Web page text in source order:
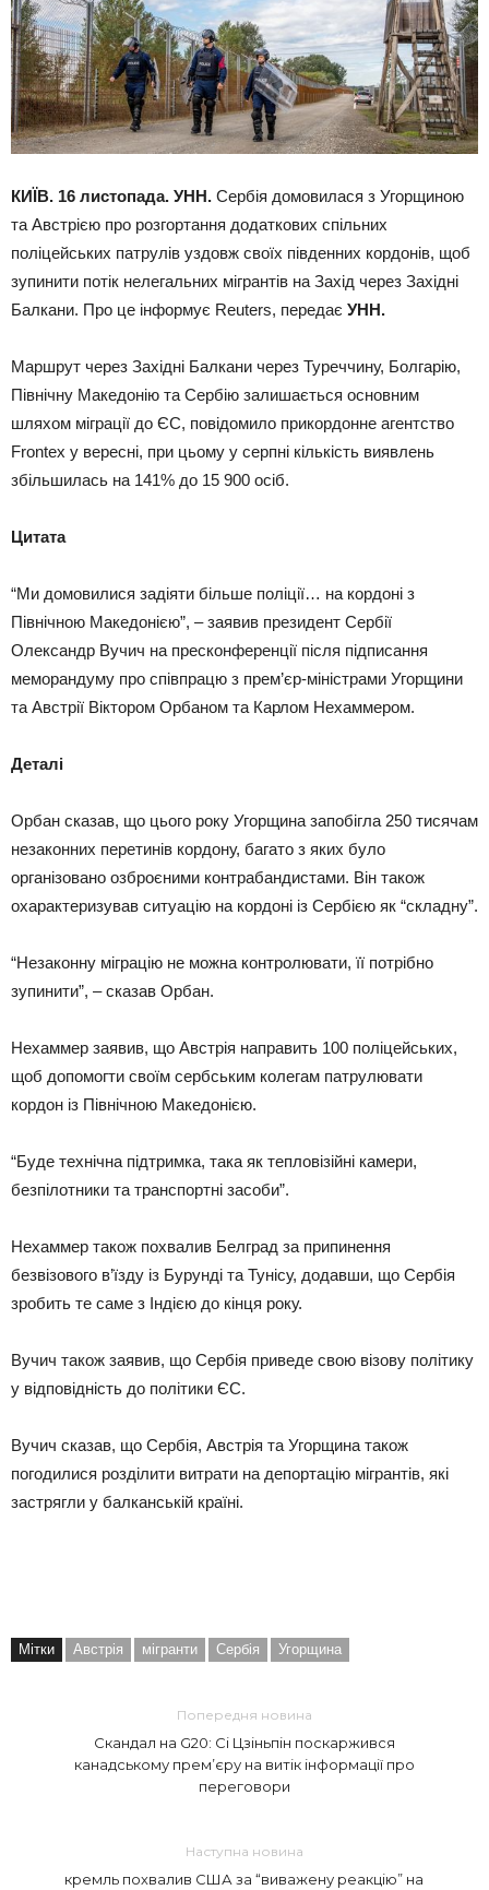
КИЇВ. 16 листопада. УНН. Сербія домовилася з Угорщиною
та Австрією про розгортання додаткових спільних
поліцейських патрулів уздовж своїх південних кордонів, щоб
зупинити потік нелегальних мігрантів на Захід через Західні
Балкани. Про це інформує Reuters, передає УНН.
Маршрут через Західні Балкани через Туреччину, Болгарію,
Північну Македонію та Сербію залишається основним
шляхом міграції до ЄС, повідомило прикордонне агентство
Frontex у вересні, при цьому у серпні кількість виявлень
збільшилась на 141% до 15 900 осіб.
Цитата
“Ми домовилися задіяти більше поліції… на кордоні з
Північною Македонією”, – заявив президент Сербії
Олександр Вучич на пресконференції після підписання
меморандуму про співпрацю з прем’єр-міністрами Угорщини
та Австрії Віктором Орбаном та Карлом Нехаммером.
Деталі
Орбан сказав, що цього року Угорщина запобігла 250 тисячам
незаконних перетинів кордону, багато з яких було
організовано озброєними контрабандистами. Він також
охарактеризував ситуацію на кордоні із Сербією як “складну”.
“Незаконну міграцію не можна контролювати, її потрібно
зупинити”, – сказав Орбан.
Нехаммер заявив, що Австрія направить 100 поліцейських,
щоб допомогти своїм сербським колегам патрулювати
кордон із Північною Македонією.
“Буде технічна підтримка, така як тепловізійні камери,
безпілотники та транспортні засоби”.
Нехаммер також похвалив Белград за припинення
безвізового в’їзду із Бурунді та Тунісу, додавши, що Сербія
зробить те саме з Індією до кінця року.
Вучич також заявив, що Сербія приведе свою візову політику
у відповідність до політики ЄС.
Вучич сказав, що Сербія, Австрія та Угорщина також
погодилися розділити витрати на депортацію мігрантів, які
застрягли у балканській країні.
Мітки Австрія мігранти Сербія Угорщина
Попередня новина
Скандал на G20: Сі Цзіньпін поскаржився
канадському прем’єру на витік інформації про
переговори
Наступна новина
кремль похвалив США за “виважену реакцію” на